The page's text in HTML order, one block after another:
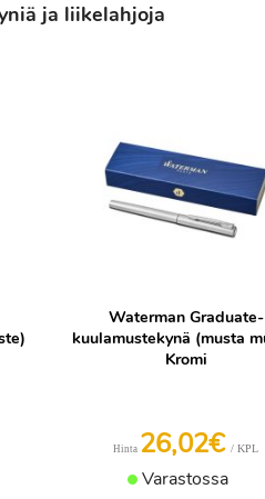
ja liikelahjoja
Waterman Graduate-
kuulamustekynä (musta
Kromi
Hinta 26,02€ / KPL
Varastossa